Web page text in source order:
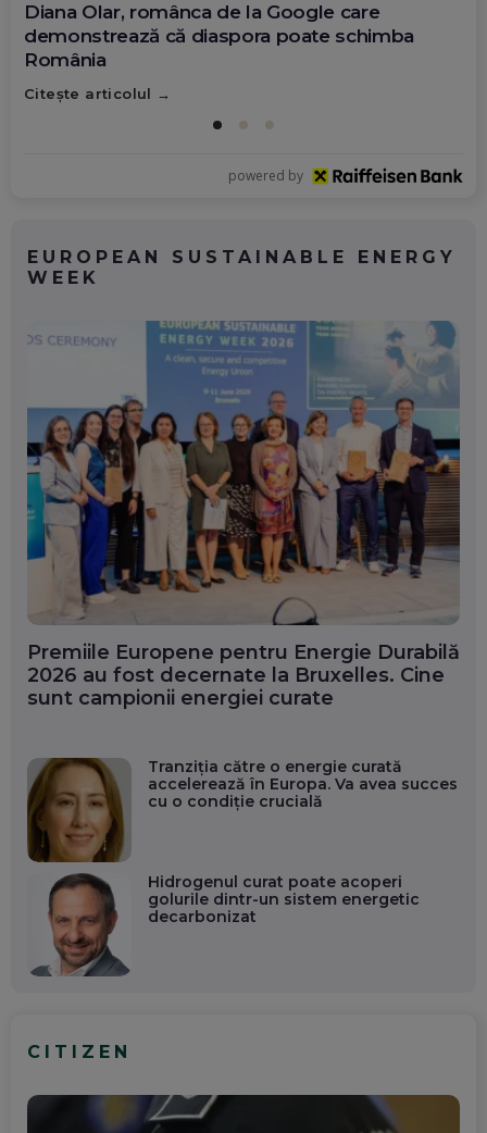
Diana Olar, românca de la Google care
demonstrează că diaspora poate schimba
România
Citește articolul
powered by
EUROPEAN SUSTAINABLE ENERGY
WEEK
Premiile Europene pentru Energie Durabilă
2026 au fost decernate la Bruxelles. Cine
sunt campionii energiei curate
Tranziția către o energie curată
accelerează în Europa. Va avea succes
cu o condiție crucială
Hidrogenul curat poate acoperi
golurile dintr-un sistem energetic
decarbonizat
CITIZEN